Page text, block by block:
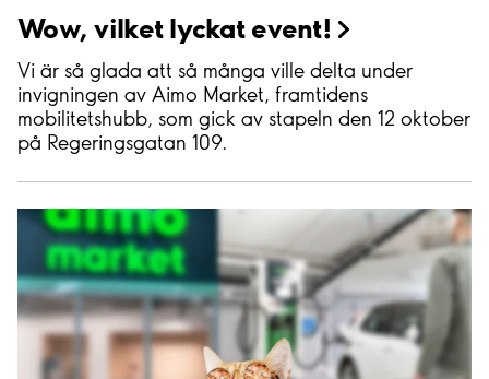
Wow, vilket lyckatevent!
Vi är så glada att så många ville delta under
invigningen av Aimo Market, framtidens
mobilitetshubb, som gick av stapeln den 12 oktober
på Regeringsgatan 109.